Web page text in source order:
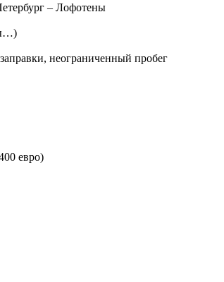
– Лофотены
неограниченный пробег
евро)